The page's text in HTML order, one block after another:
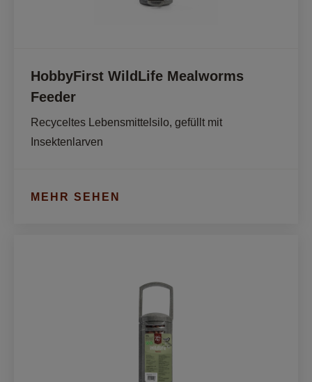
HobbyFirst WildLife Mealworms
Feeder
Recyceltes Lebensmittelsilo, gefüllt mit
Insektenlarven
MEHR SEHEN